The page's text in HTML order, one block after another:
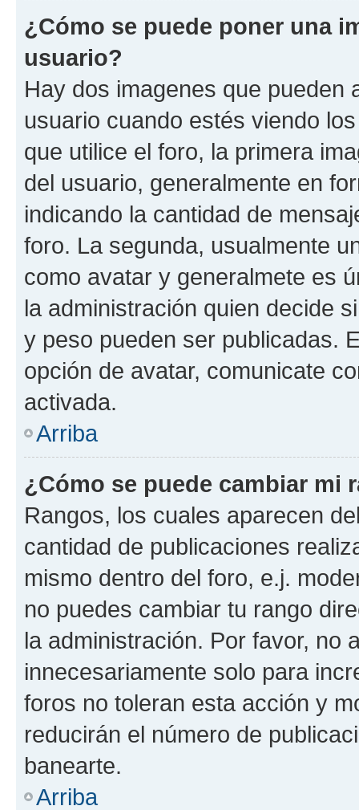
¿Cómo se puede poner una
usuario?
Hay dos imagenes que pueden
usuario cuando estés viendo
que utilice el foro, la primera
del usuario, generalmente en
indicando la cantidad de
foro. La segunda, usualmente
como avatar y generalmete es
la administración quien decide
y peso pueden ser publicadas.
opción de avatar, comunicate
activada.
Arriba
¿Cómo se puede cambiar mi
Rangos, los cuales aparecen
cantidad de publicaciones
mismo dentro del foro, e.j.
no puedes cambiar tu rango
la administración. Por favor, no
innecesariamente solo para
foros no toleran esta acción y
reducirán el número de
banearte.
Arriba